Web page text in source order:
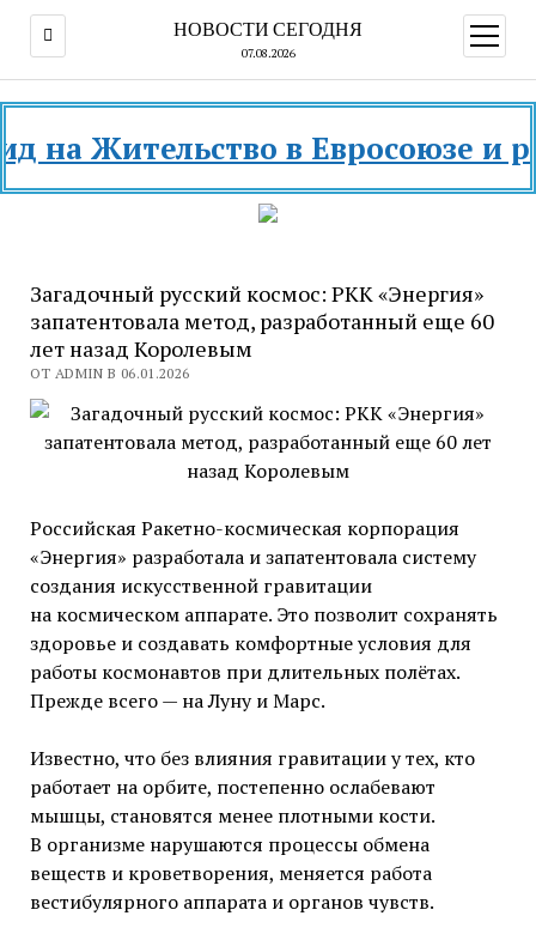
НОВОСТИ СЕГОДНЯ
07.08.2026
меню
в Евросоюзе и
Загадочный русский космос: РКК «Энергия»
запатентовала метод, разработанный еще 60
лет назад Королевым
ОТ ADMIN В 06.01.2026
Российская Ракетно-космическая корпорация
«Энергия» разработала и запатентовала систему
создания искусственной гравитации
на космическом аппарате. Это позволит сохранять
здоровье и создавать комфортные условия для
работы космонавтов при длительных полётах.
Прежде всего — на Луну и Марс.
Известно, что без влияния гравитации у тех, кто
работает на орбите, постепенно ослабевают
мышцы, становятся менее плотными кости.
В организме нарушаются процессы обмена
веществ и кроветворения, меняется работа
вестибулярного аппарата и органов чувств.